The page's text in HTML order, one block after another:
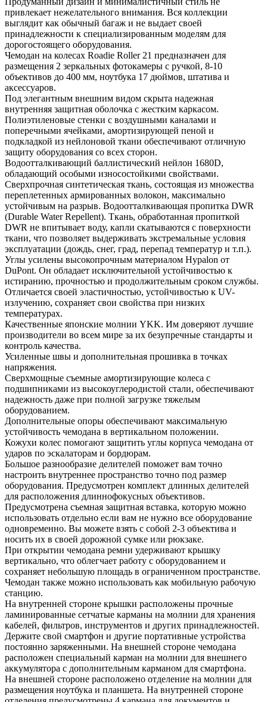
привлекает нежелательного внимания. Вся коллекции
выглядит как обычный багаж и не выдает своей
принадлежности к специализированным моделям для
дорогостоящего оборудования.
Чемодан на колесах Roadie Roller 21 предназначен для
размещения 2 зеркальных фотокамеры с ручкой, 8-10
объективов до 400 мм, ноутбука 17 дюймов, штатива и
аксессуаров.
Под элегантным внешним видом скрыта надежная
внутренняя защитная оболочка с жестким каркасом.
Полиэтиленовые стенки с воздушными каналами и
поперечными ячейками, амортизирующей пеной и
подкладкой из нейлоновой ткани обеспечивают отличную
защиту оборудования со всех сторон.
Водоотталкивающий баллистический нейлон 1680D,
обладающий особыми износостойкими свойствами.
Сверхпрочная синтетическая ткань, состоящая из множества
переплетенных армированных волокон, максимально
устойчивым на разрыв. Водоотталкивающая пропитка DWR
(Durable Water Repellent). Ткань, обработанная пропиткой
DWR не впитывает воду, капли скатываются с поверхности
ткани, что позволяет выдерживать экстремальные условия
эксплуатации (дождь, снег, град, перепад температур и т.п.).
Углы усилены высокопрочным материалом Hypalon от
DuPont. Он обладает исключительной устойчивостью к
истиранию, прочностью и продолжительным сроком службы.
Отличается своей эластичностью, устойчивостью к UV-
излучению, сохраняет свои свойства при низких
температурах.
Качественные японские молнии YKK. Им доверяют лучшие
производители во всем мире за их безупречные стандарты и
контроль качества.
Усиленные швы и дополнительная прошивка в точках
напряжения.
Сверхмощные съемные амортизирующие колеса с
подшипниками из высокоуглеродистой стали, обеспечивают
надежность даже при полной загрузке тяжелым
оборудованием.
Дополнительные опоры обеспечивают максимальную
устойчивость чемодана в вертикальном положении.
Кожухи колес помогают защитить углы корпуса чемодана от
ударов по эскалаторам и бордюрам.
Большое разнообразие делителей поможет вам точно
настроить внутреннее пространство точно под размер
оборудования. Предусмотрен комплект длинных делителей
для расположения длиннофокусных объективов.
Предусмотрена съемная защитная вставка, которую можно
использовать отдельно если вам не нужно все оборудование
одновременно. Вы можете взять с собой 2-3 объектива и
носить их в своей дорожной сумке или рюкзаке.
При открытии чемодана ремни удерживают крышку
вертикально, что облегчает работу с оборудованием и
сохраняет небольшую площадь в ограниченном пространстве.
Чемодан также можно использовать как мобильную рабочую
станцию.
На внутренней стороне крышки расположены прочные
ламинированные сетчатые карманы на молнии для хранения
кабелей, фильтров, инструментов и других принадлежностей.
Держите свой смартфон и другие портативные устройства
постоянно заряженными. На внешней стороне чемодана
расположен специальный карман на молнии для внешнего
аккумулятора с дополнительным карманом для смартфона.
На внешней стороне расположено отделение на молнии для
размещения ноутбука и планшета. На внутренней стороне